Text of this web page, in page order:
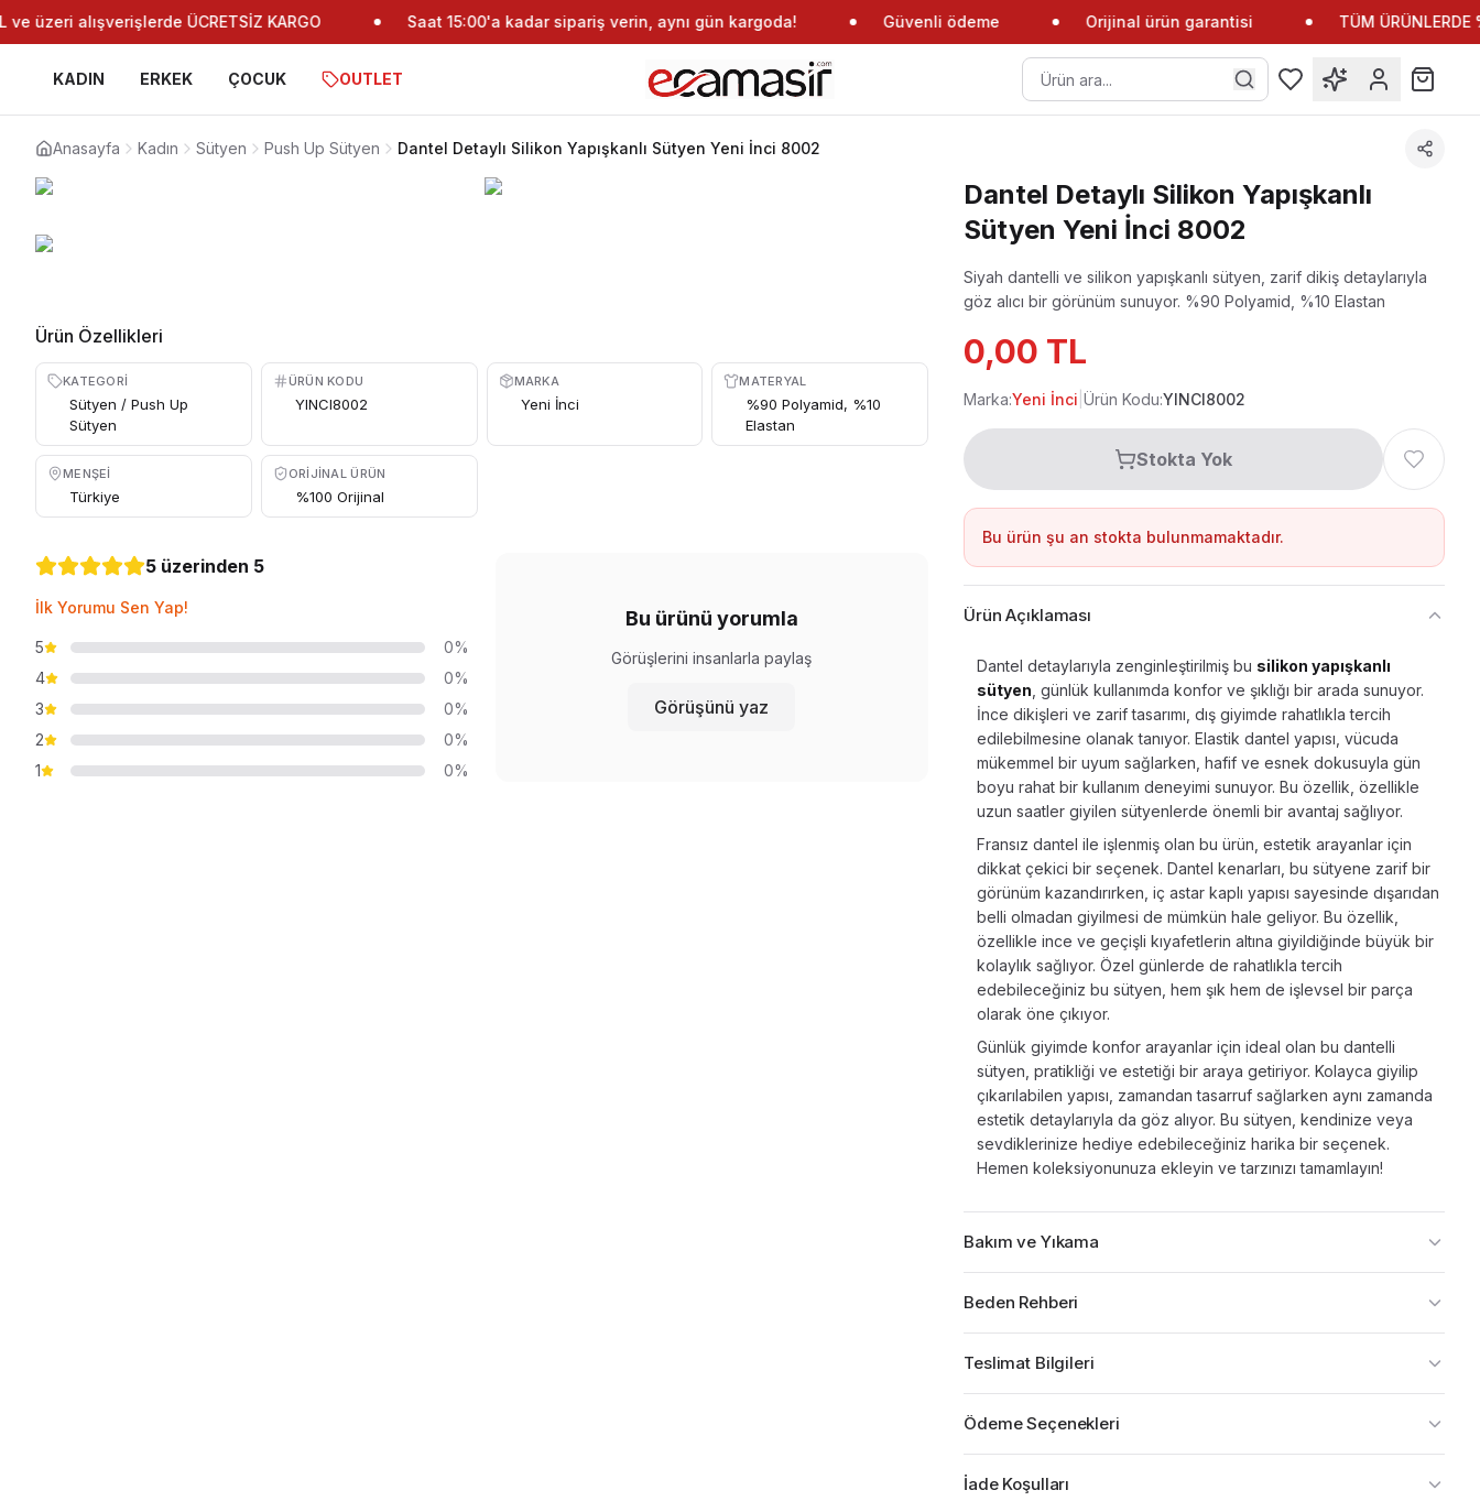
üzeri alışverişlerde ÜCRETSİZ KARGO Saat 15:00'a kadar sipariş verin, aynı gün kargoda! Güvenli ödeme Orijinal ürün garantisi TÜM ÜRÜNLERDE
KADIN ERKEK ÇOCUK OUTLET
Anasayfa Kadın Sütyen Push Up Sütyen Dantel Detaylı Silikon Yapışkanlı Sütyen Yeni İnci 8002
Ürün Özellikleri
KATEGORI
Sütyen / Push Up
Sütyen
ÜRÜN KODU
YINCI8002
MARKA
Yeni İnci
MATERYAL
%90 Polyamid, %10
Elastan
MENŞEI
Türkiye
ORIJINAL ÜRÜN
%100 Orijinal
5 üzerinden 5
İlk Yorumu Sen Yap!
5
0%
4
0%
3
0%
2
0%
1
0%
Bu ürünü yorumla
Görüşlerini insanlarla paylaş
Görüşünü yaz
Dantel Detaylı Silikon Yapışkanlı
Sütyen Yeni İnci 8002
Siyah dantelli ve silikon yapışkanlı sütyen, zarif dikiş detaylarıyla
göz alıcı bir görünüm sunuyor. %90 Polyamid, %10 Elastan
0,00 TL
Marka:Yeni İnci |Ürün Kodu:YINCI8002
Stokta Yok
Bu ürün şu an stokta bulunmamaktadır.
Ürün Açıklaması
Dantel detaylarıyla zenginleştirilmiş bu silikon yapışkanlı
sütyen , günlük kullanımda konfor ve şıklığı bir arada sunuyor.
İnce dikişleri ve zarif tasarımı, dış giyimde rahatlıkla tercih
edilebilmesine olanak tanıyor. Elastik dantel yapısı, vücuda
mükemmel bir uyum sağlarken, hafif ve esnek dokusuyla gün
boyu rahat bir kullanım deneyimi sunuyor. Bu özellik, özellikle
uzun saatler giyilen sütyenlerde önemli bir avantaj sağlıyor.
Fransız dantel ile işlenmiş olan bu ürün, estetik arayanlar için
dikkat çekici bir seçenek. Dantel kenarları, bu sütyene zarif bir
görünüm kazandırırken, iç astar kaplı yapısı sayesinde dışarıdan
belli olmadan giyilmesi de mümkün hale geliyor. Bu özellik,
özellikle ince ve geçişli kıyafetlerin altına giyildiğinde büyük bir
kolaylık sağlıyor. Özel günlerde de rahatlıkla tercih
edebileceğiniz bu sütyen, hem şık hem de işlevsel bir parça
olarak öne çıkıyor.
Günlük giyimde konfor arayanlar için ideal olan bu dantelli
sütyen, pratikliği ve estetiği bir araya getiriyor. Kolayca giyilip
çıkarılabilen yapısı, zamandan tasarruf sağlarken aynı zamanda
estetik detaylarıyla da göz alıyor. Bu sütyen, kendinize veya
sevdiklerinize hediye edebileceğiniz harika bir seçenek.
Hemen koleksiyonunuza ekleyin ve tarzınızı tamamlayın!
Bakım ve Yıkama
Beden Rehberi
Teslimat Bilgileri
Ödeme Seçenekleri
İade Koşulları